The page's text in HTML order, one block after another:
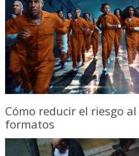
Cómo reducir el riesgo
formatos